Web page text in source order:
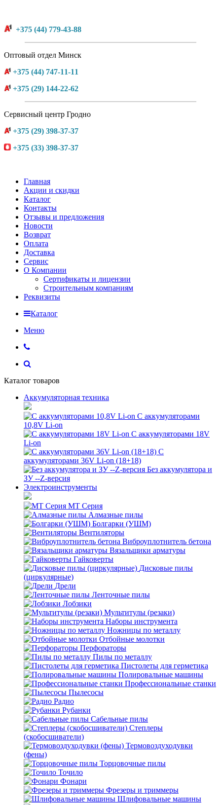
+375 (44) 779-43-88
Оптовый отдел Минск
+375 (44) 747-11-11
+375 (29) 144-22-62
Сервисный центр Гродно
+375 (29) 398-37-37
+375 (33) 398-37-37
Главная
Акции и скидки
Каталог
Контакты
Отзывы и предложения
Новости
Возврат
Оплата
Доставка
Сервис
О Компании
Сертификаты и лицензии
Строительным компаниям
Реквизиты
Каталог
Меню
Каталог товаров
Аккумуляторная техника
С аккумуляторами
10,8V Li-on
С аккумуляторами 18V
Li-on
С
аккумуляторами 36V Li-on (18+18)
Без аккумулятора и
ЗУ --Z-версия
Электроинструменты
MT Серия
Алмазные пилы
Болгарки (УШМ)
Вентиляторы
Виброуплотнитель бетона
Вязальщики арматуры
Гайковерты
Дисковые пилы
(циркулярные)
Дрели
Ленточные пилы
Лобзики
Мультитулы (резаки)
Наборы инструмента
Ножницы по металлу
Отбойные молотки
Перфораторы
Пилы по металлу
Пистолеты для герметика
Полировальные машины
Профессиональные станки
Пылесосы
Радио
Рубанки
Сабельные пилы
Степлеры
(скобосшиватели)
Термовоздуходувки
(фены)
Торцовочные пилы
Точило
Фонари
Фрезеры и триммеры
Шлифовальные машины